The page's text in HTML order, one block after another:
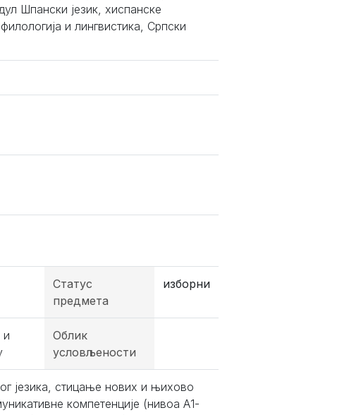
Шпански језик, хиспанске
и лингвистика, Српски
Статус
предмета
изборни
и
Облик
условљености
језика, стицање нових и њихово
компетенције (нивоа А1-